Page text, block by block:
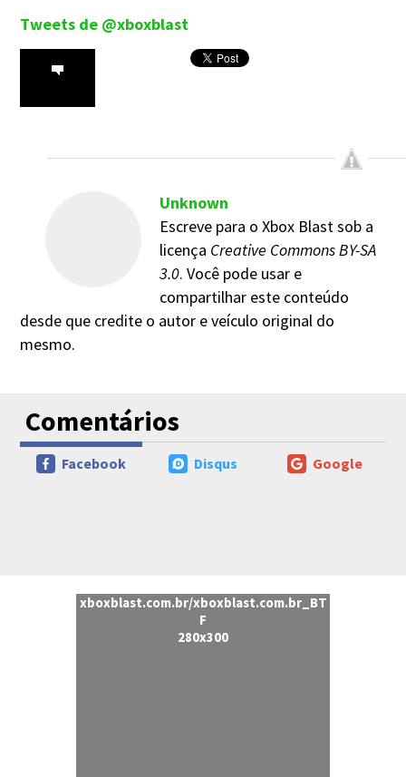
Tweets de @xboxblast
Unknown
Escreve para o Xbox Blast sob a
licença Creative Commons BY-SA
3.0. Você pode usar e
compartilhar este conteúdo
desde que credite o autor e veículo original do
mesmo.
Comentários
Google
Disqus
Facebook
xboxblast.com.br/xboxblast.com.br_BT
F
280x300